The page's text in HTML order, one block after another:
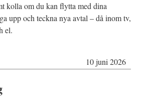
kolla om du kan flytta med dina
upp och teckna nya avtal – då inom tv,
el.
10 juni 2026